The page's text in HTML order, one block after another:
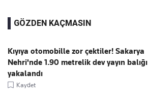
GÖZDEN KAÇMASIN
Kıyıya otomobille zor çektiler! Sakarya
Nehri'nde 1.90 metrelik dev yayın balığı
yakalandı
Kaydet